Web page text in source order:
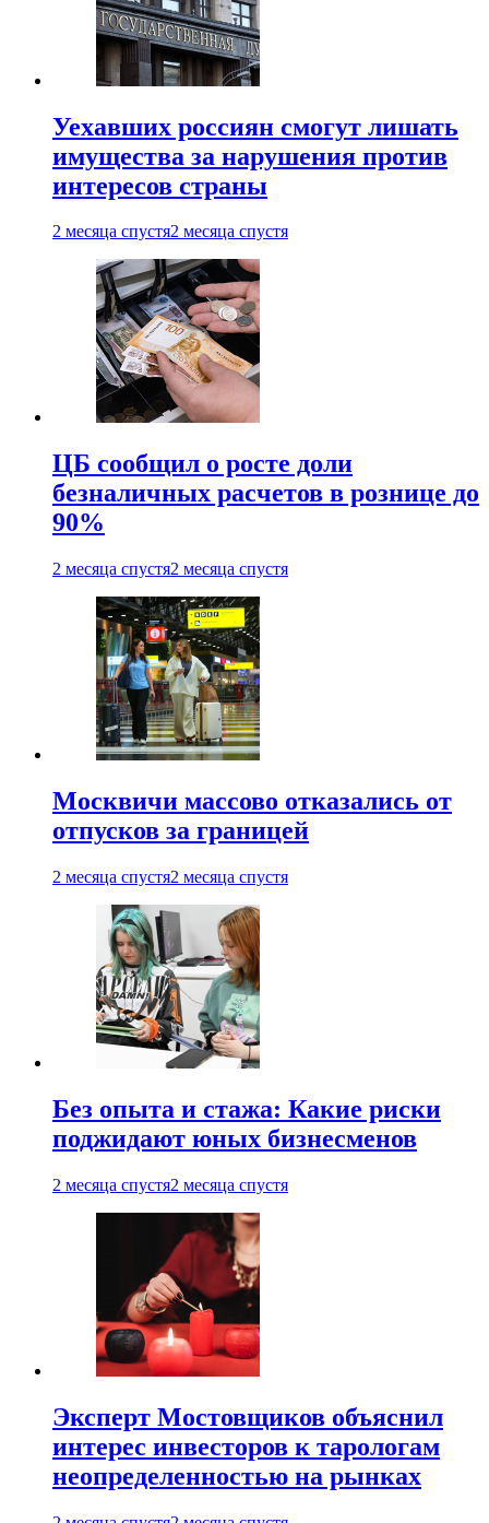
Уехавших россиян смогут лишать
имущества за нарушения против
интересов страны
2 месяца спустя2 месяца спустя
ЦБ сообщил о росте доли
безналичных расчетов в рознице до
90%
2 месяца спустя2 месяца спустя
Москвичи массово отказались от
отпусков за границей
2 месяца спустя2 месяца спустя
Без опыта и стажа: Какие риски
поджидают юных бизнесменов
2 месяца спустя2 месяца спустя
Эксперт Мостовщиков объяснил
интерес инвесторов к тарологам
неопределенностью на рынках